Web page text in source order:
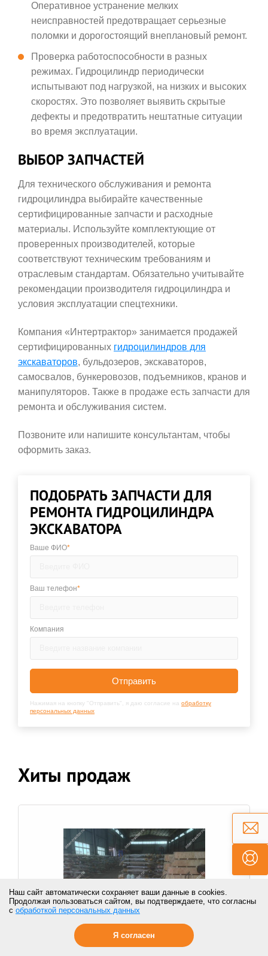
Оперативное устранение мелких
неисправностей предотвращает серьезные
поломки и дорогостоящий внеплановый ремонт.
Проверка работоспособности в разных
режимах. Гидроцилиндр периодически
испытывают под нагрузкой, на низких и высоких
скоростях. Это позволяет выявить скрытые
дефекты и предотвратить нештатные ситуации
во время эксплуатации.
ВЫБОР ЗАПЧАСТЕЙ
Для технического обслуживания и ремонта
гидроцилиндра выбирайте качественные
сертифицированные запчасти и расходные
материалы. Используйте комплектующие от
проверенных производителей, которые
соответствуют техническим требованиям и
отраслевым стандартам. Обязательно учитывайте
рекомендации производителя гидроцилиндра и
условия эксплуатации спецтехники.
Компания «Интертрактор» занимается продажей
сертифицированных гидроцилиндров для
экскаваторов, бульдозеров, экскаваторов,
самосвалов, бункеровозов, подъемников, кранов и
манипуляторов. Также в продаже есть запчасти для
ремонта и обслуживания систем.
Позвоните или напишите консультантам, чтобы
оформить заказ.
ПОДОБРАТЬ ЗАПЧАСТИ ДЛЯ
РЕМОНТА ГИДРОЦИЛИНДРА
ЭКСКАВАТОРА
Ваше ФИО*
Ваш телефон*
Компания
Нажимая на кнопку "Отправить", я даю согласие на обработку
персональных данных
Отправить
Хиты продаж
4385637:Гидроцилиндр ковша, 9169806
Наш сайт автоматически сохраняет ваши данные в cookies.
Продолжая пользоваться сайтом, вы подтверждаете, что согласны
с обработкой персональных данных
Я согласен